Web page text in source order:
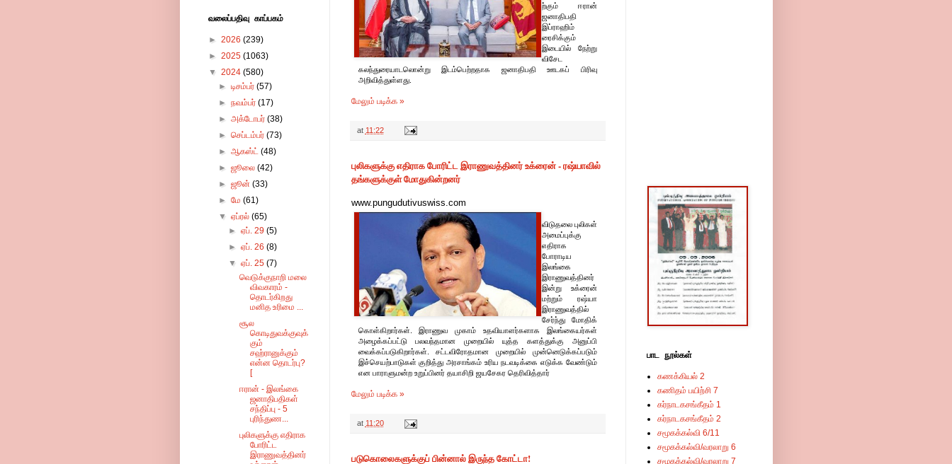
ற்கும் ஈரான்
ஜனாதிபதி
இப்ராஹிம்
ரைசிக்கும்
இடையில் நேற்று
விசேட
கலந்துரையாடலொன்று இடம்பெற்றதாக ஜனாதிபதி ஊடகப் பிரிவு
அறிவித்துள்ளது.
மேலும் படிக்க »
at 11:22
புலிகளுக்கு எதிராக போரிட்ட இராணுவத்தினர் உக்ரைன் - ரஷ்யாவில்
தங்களுக்குள் மோதுகின்றனர்
www.pungudutivuswiss.com
விடுதலை புலிகள்
அமைப்புக்கு
எதிராக
போராடிய
இலங்கை
இராணுவத்தினர்
இன்று உக்ரைன்
மற்றும் ரஷ்யா
இராணுவத்தில்
சேர்ந்து மோதிக்
கொள்கிறார்கள். இராணுவ முகாம் உதவியாளர்களாக இலங்கையர்கள்
அழைக்கப்பட்டு பலவந்தமான முறையில் யுத்த களத்துக்கு அனுப்பி
வைக்கப்படுகிறார்கள். சட்டவிரோதமான முறையில் முன்னெடுக்கப்படும்
இச்செயற்பாடுகள் குறித்து அரசாங்கம் உரிய நடவடிக்கை எடுக்க வேண்டும்
என பாராளுமன்ற உறுப்பினர் தயாசிறி ஜயசேகர தெரிவித்தார்
மேலும் படிக்க »
at 11:20
படுகொலைகளுக்குப் பின்னால் இருந்த கோட்டா!
வலைப்பதிவு காப்பகம்
► 2026 (239)
► 2025 (1063)
▼ 2024 (580)
► டிசம்பர் (57)
► நவம்பர் (17)
► அக்டோபர் (38)
► செப்டம்பர் (73)
► ஆகஸ்ட் (48)
► ஜூலை (42)
► ஜூன் (33)
► மே (61)
▼ ஏப்ரல் (65)
►ஏப். 29(5)
►ஏப். 26(8)
▼ஏப். 25(7)
வெடுக்குநாறி மலை
விவகாரம் -
தொடர்கிறது
மனித உரிமை ...
சூல
கொடிதுவக்குவுக்
கும்
சஹ்ரானுக்கும்
என்ன தொடர்பு?
[
ஈரான் - இலங்கை
ஜனாதிபதிகள்
சந்திப்பு - 5
புரிந்துண...
புலிகளுக்கு எதிராக
போரிட்ட
இராணுவத்தினர்
பாட நூல்கள்
கணக்கியல் 2
கணிதம் பயிற்சி 7
கர்நாடகசங்கீதம் 1
கர்நாடகசங்கீதம் 2
சமூகக்கல்வி 6/11
சமூகக்கல்வி/வரலாறு 6
சமூகக்கல்வி/வரலாறு 7